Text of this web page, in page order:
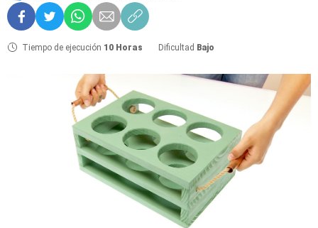
Tiempo de ejecución 10 Horas Dificultad Bajo